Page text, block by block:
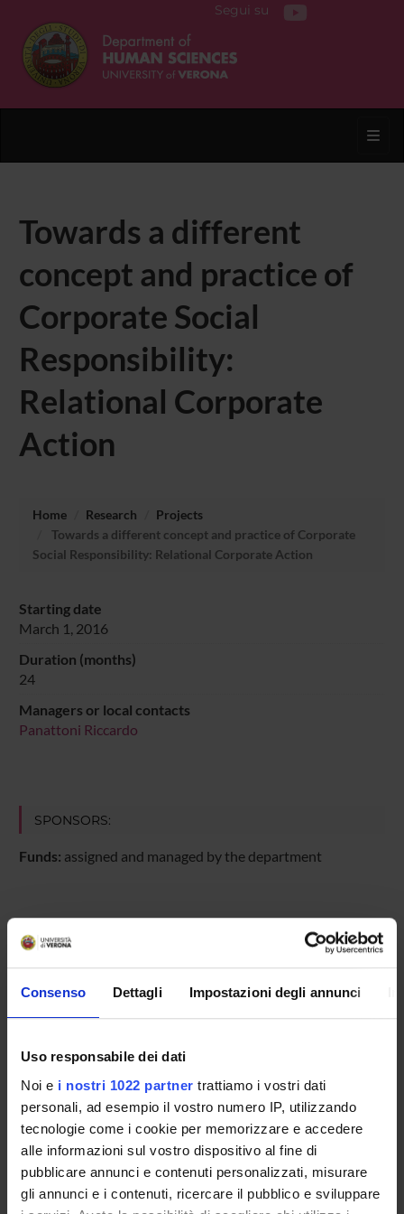
Consenso Dettagli Impostazioni degli annunci
Uso responsabile dei dati
Noi e i nostri 1022 partner trattiamo i vostri dati
personali, ad esempio il vostro numero IP, utilizzando
tecnologie come i cookie per memorizzare e accedere
alle informazioni sul vostro dispositivo al fine di
pubblicare annunci e contenuti personalizzati, misurare
gli annunci e i contenuti, ricercare il pubblico e sviluppare
Segui su
Towards a different
concept and practice of
Corporate Social
Responsibility:
Relational Corporate
Action
Home Research
Projects
Towards a different concept and practice of Corporate
Social Responsibility: Relational Corporate Action
Starting date
March 1, 2016
Duration (months)
24
Managers or local contacts
Panattoni Riccardo
SPONSORS:
Funds: assigned and managed by the department
PROJECT PARTICIPANTS
Emmanuele Morandi
RESEARCH AREAS INVOLVED IN THE PROJECT
Teorie e pratiche della cura
ETHICS